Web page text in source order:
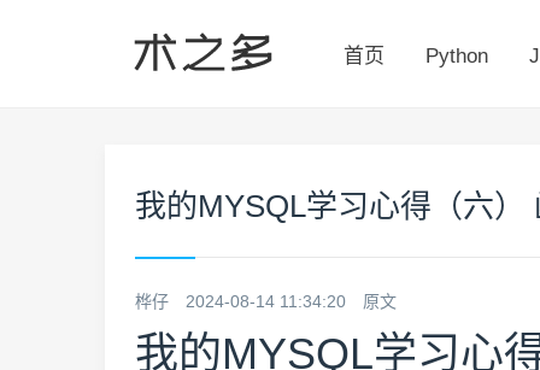
首页 Python
我的MYSQL学习心得（六）
桦仔 2024-08-14 11:34:20 原文
我的MYSQL学习心